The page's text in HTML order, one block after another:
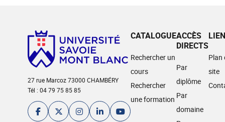
27 rue Marcoz 73000 CHAMBÉRY
Tél : 04 79 75 85 85
CATALOGUE
Rechercher un
cours
Rechercher
une formation
ACCÈS
DIRECTS
Par
diplôme
Par
domaine
Plan
site